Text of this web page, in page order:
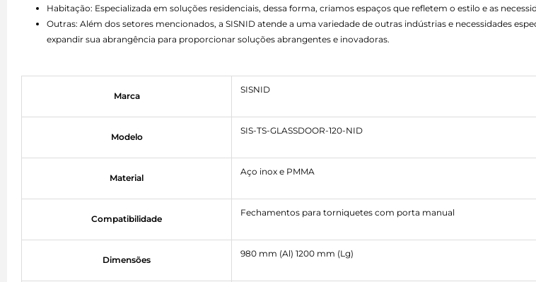
Habitação: Especializada em soluções residenciais, dessa forma, criamos espaços que refletem o estilo e as
Outras: Além dos setores mencionados, a SISNID atende a uma variedade de outras indústrias e necessidades
expandir sua abrangência para proporcionar soluções abrangentes e inovadoras.
Marca
SISNID
Modelo
SIS-TS-GLASSDOOR-120-NID
Material
Aço inox e PMMA
Compatibilidade
Fechamentos para torniquetes com porta manual
Dimensões
980 mm (Al) 1200 mm (Lg)